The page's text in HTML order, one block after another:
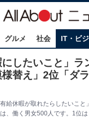
グルメ 社会 IT・ビ
にしたいこと」
様替え」2位「ダ
給休暇が取れたらしたいこ
、働く男女500人です。1位